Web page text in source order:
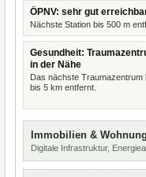
ÖPNV: sehr gut
Nächste Station bis 500 m
Gesundheit:
in der Nähe
Das nächste Traumazentrum
bis 5 km entfernt.
Immobilien &
Digitale Infrastruktur,